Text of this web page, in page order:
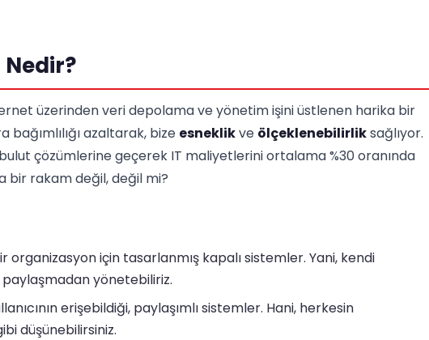
üzerinden veri depolama ve yönetim işini üstlenen harika bir
bağımlılığı azaltarak, bize esneklikve ölçeklenebilirliksağlıyor.
çözümlerine geçerek IT maliyetlerini ortalama %30 oranında
bir rakam değil, değil mi?
organizasyon için tasarlanmış kapalı sistemler. Yani, kendi
paylaşmadan yönetebiliriz.
erişebildiği, paylaşımlı sistemler. Hani, herkesin
düşünebilirsiniz.